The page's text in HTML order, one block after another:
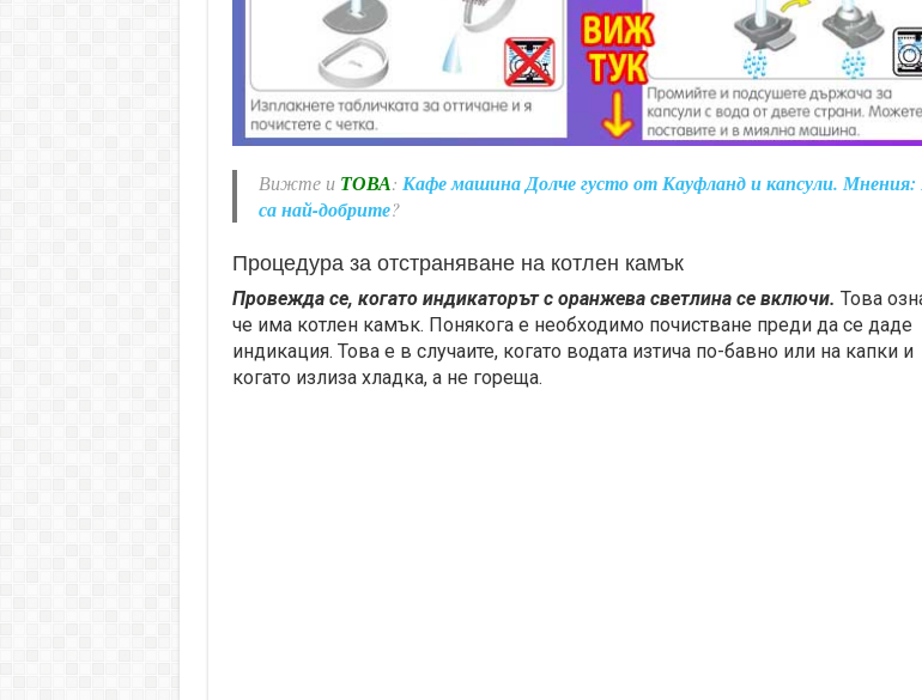
Вижте и ТОВА: Кафе машина Долче густо от Кауфланд и капсули. Мнения:
са най-добрите?
Процедура за отстраняване на котлен камък
Провежда се, когато индикаторът с оранжева светлина се включи. Това
че има котлен камък. Понякога е необходимо почистване преди да се даде
индикация. Това е в случаите, когато водата изтича по-бавно или на капки и
когато излиза хладка, а не гореща.